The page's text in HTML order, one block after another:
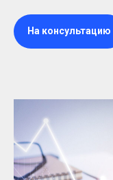
На консультацию